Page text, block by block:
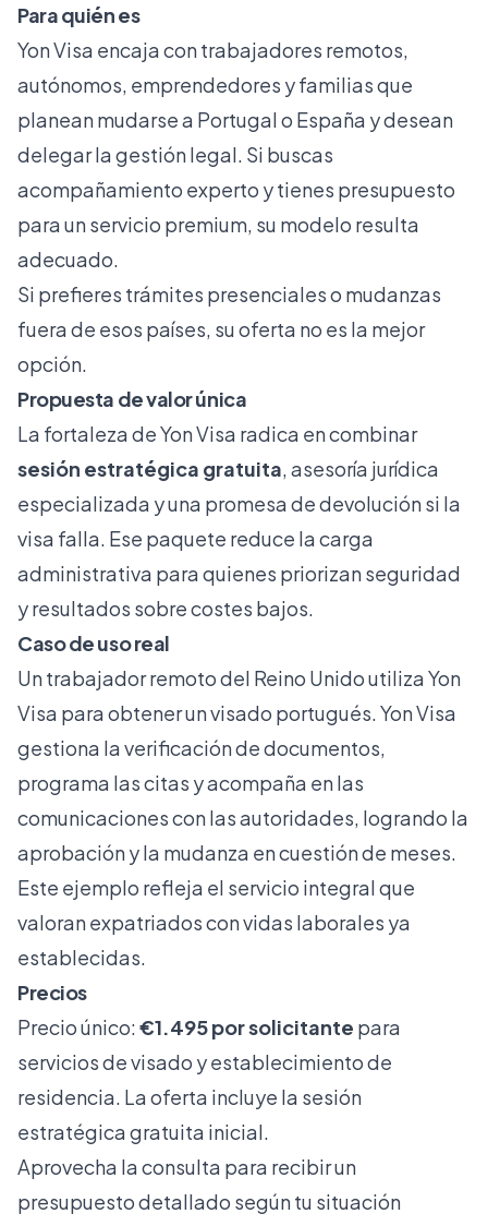
Para quién es
Yon Visa encaja con trabajadores remotos,
autónomos, emprendedores y familias que
planean mudarse a Portugal o España y desean
delegar la gestión legal. Si buscas
acompañamiento experto y tienes presupuesto
para un servicio premium, su modelo resulta
adecuado.
Si prefieres trámites presenciales o mudanzas
fuera de esos países, su oferta no es la mejor
opción.
Propuesta de valor única
La fortaleza de Yon Visa radica en combinar
sesión estratégica gratuita, asesoría jurídica
especializada y una promesa de devolución si la
visa falla. Ese paquete reduce la carga
administrativa para quienes priorizan seguridad
y resultados sobre costes bajos.
Caso de uso real
Un trabajador remoto del Reino Unido utiliza Yon
Visa para obtener un visado portugués. Yon Visa
gestiona la verificación de documentos,
programa las citas y acompaña en las
comunicaciones con las autoridades, logrando la
aprobación y la mudanza en cuestión de meses.
Este ejemplo refleja el servicio integral que
valoran expatriados con vidas laborales ya
establecidas.
Precios
Precio único:€1.495 por solicitante para
servicios de visado y establecimiento de
residencia. La oferta incluye la sesión
estratégica gratuita inicial.
Aprovecha la consulta para recibir un
presupuesto detallado según tu situación